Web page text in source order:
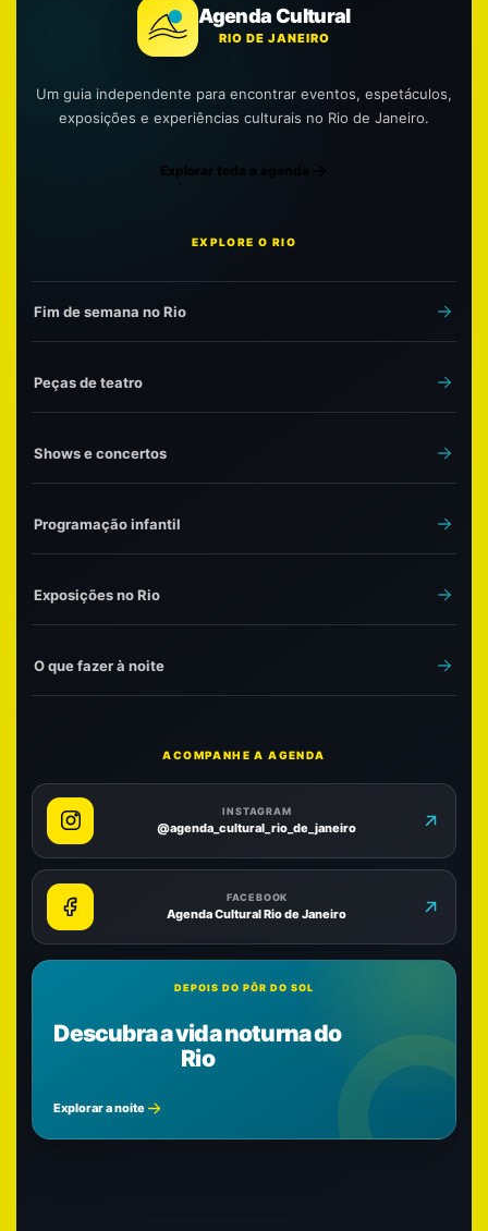
Agenda Cultural
RIO DE JANEIRO
Um guia independente para encontrar eventos, espetáculos,
exposições e experiências culturais no Rio de Janeiro.
Explorar toda a agenda
EXPLORE O RIO
Fim de semana no Rio
Peças de teatro
Shows e concertos
Programação infantil
Exposições no Rio
O que fazer à noite
ACOMPANHE A AGENDA
INSTAGRAM
@agenda_cultural_rio_de_janeiro
FACEBOOK
Agenda Cultural Rio de Janeiro
DEPOIS DO PÔR DO SOL
Descubra a vida noturna do
Rio
Explorar a noite